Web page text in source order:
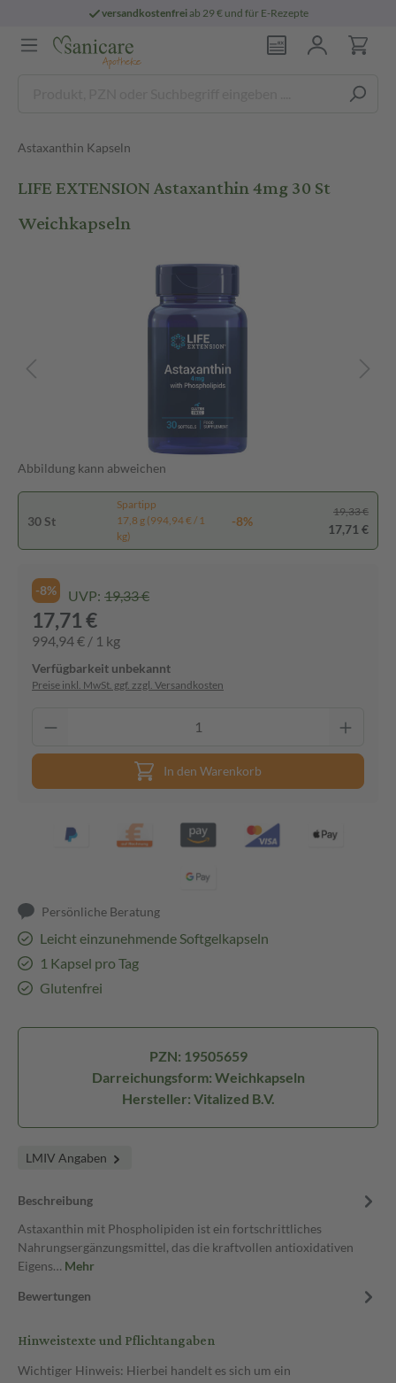
versandkostenfreiab 29 € und für E-Rezepte
Astaxanthin Kapseln
LIFE EXTENSION Astaxanthin 4mg 30 St
Weichkapseln
Abbildung kann abweichen
30 St
Spartipp
17,8 g (994,94 € / 1
kg)
-8%
19,33 €
17,71 €
-8% UVP: 19,33 €
17,71 €
994,94 € / 1 kg
Verfügbarkeit unbekannt
Preise inkl. MwSt. ggf. zzgl. Versandkosten
In den Warenkorb
Persönliche Beratung
Leicht einzunehmende Softgelkapseln
1 Kapsel pro Tag
Glutenfrei
PZN: 19505659
Darreichungsform: Weichkapseln
Hersteller: Vitalized B.V.
LMIV Angaben
Beschreibung
Astaxanthin mit Phospholipiden ist ein fortschrittliches
Nahrungsergänzungsmittel, das die kraftvollen antioxidativen
Eigens… Mehr
Bewertungen
Hinweistexte und Pflichtangaben
Wichtiger Hinweis: Hierbei handelt es sich um ein